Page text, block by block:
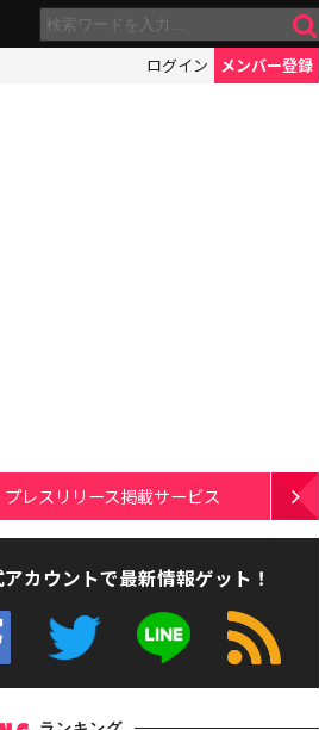
ログイン メンバー登録
プレスリリース掲載サービス
カウントで最新情報ゲット！